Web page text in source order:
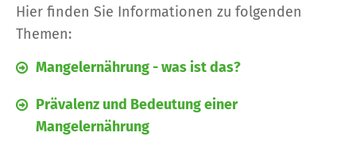
Hier finden Sie Informationen zu folgenden
Themen:
Mangelernährung - was ist das?
Prävalenz und Bedeutung einer
Mangelernährung